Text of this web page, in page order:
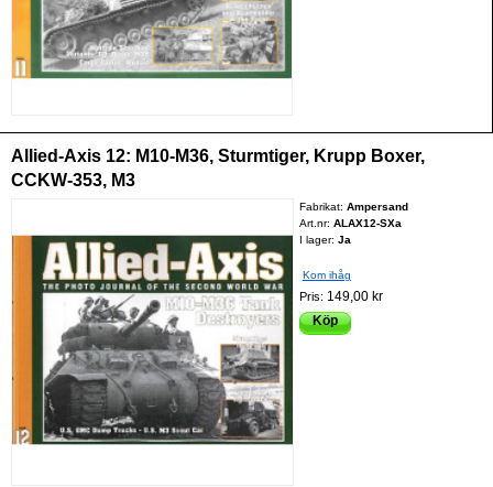
Allied-Axis 12: M10-M36, Sturmtiger, Krupp Boxer,
CCKW-353, M3
Fabrikat: Ampersand
Art.nr: ALAX12-SXa
I lager: Ja
Kom ihåg
Pris: 149,00 kr
Köp